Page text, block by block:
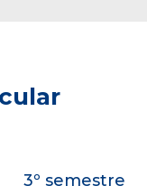
3º semestre